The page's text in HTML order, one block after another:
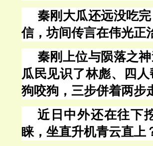
秦刚大瓜还远没吃
信，坊间传言在伟光正
秦刚上位与陨落之
瓜民见识了林彪、四
狗咬狗，三步併着两步
近日中外还在往下
睐，坐直升机青云直上